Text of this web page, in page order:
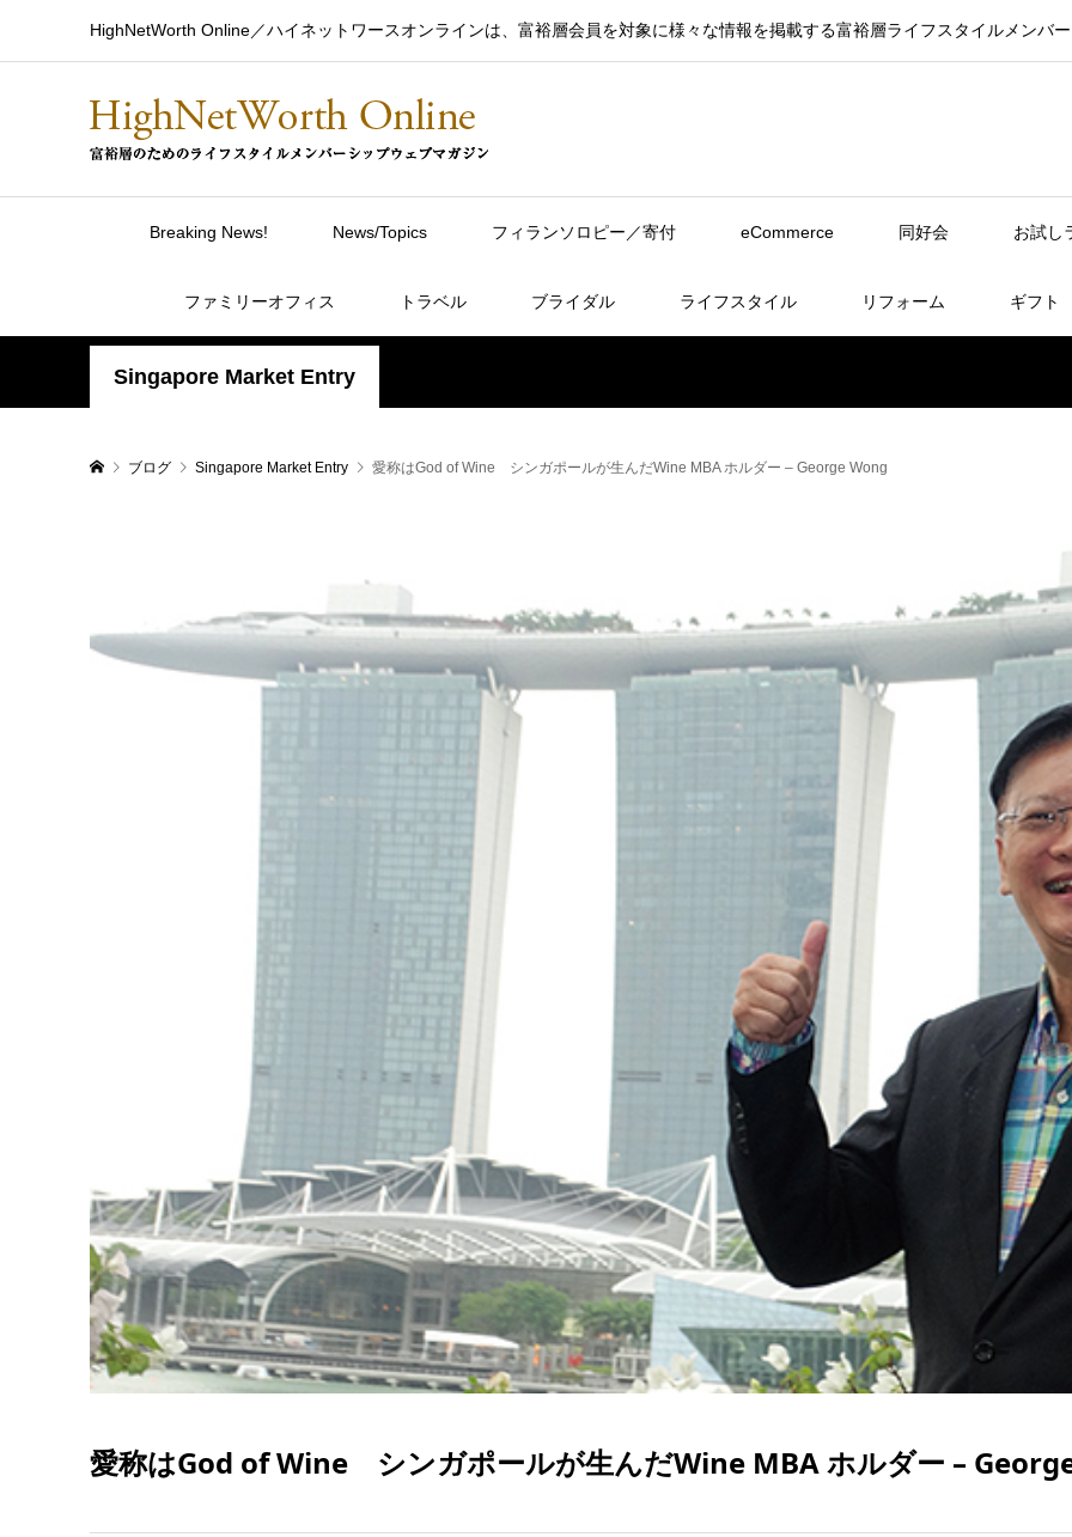
HighNetWorth Online／ハイネットワースオンラインは、富裕層会員を対象に様々な情報を掲載する富裕層ライフスタイルメンバ
Breaking News! News/Topics フィランソロピー／寄付 eCommerce 同好会 お試し
ファミリーオフィス トラベル ブライダル ライフスタイル リフォーム ギフト
Singapore Market Entry
ブログ Singapore Market Entry 愛称はGod of Wine シンガポールが生んだWine MBA ホルダー – George Wong
愛称はGod of Wine シンガポールが生んだWine MBA ホルダー –